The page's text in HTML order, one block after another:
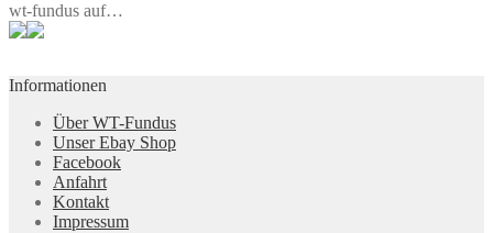
wt-fundus auf…
Informationen
Über WT-Fundus
Unser Ebay Shop
Facebook
Anfahrt
Kontakt
Impressum